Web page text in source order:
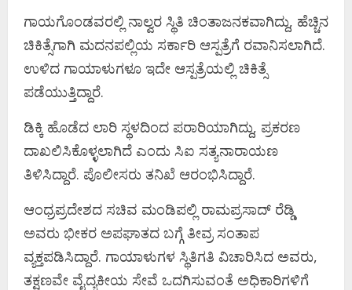
ಗಾಯಗೊಂಡವರಲ್ಲಿ ನಾಲ್ವರ ಸ್ಥಿತಿ ಚಿಂತಾಜನಕವಾಗಿದ್ದು, ಹೆಚ್ಚಿನ
ಚಿಕಿತ್ಸೆಗಾಗಿ ಮದನಪಲ್ಲಿಯ ಸರ್ಕಾರಿ ಆಸ್ಪತ್ರೆಗೆ ರವಾನಿಸಲಾಗಿದೆ.
ಉಳಿದ ಗಾಯಾಳುಗಳೂ ಇದೇ ಆಸ್ಪತ್ರೆಯಲ್ಲಿ ಚಿಕಿತ್ಸೆ
ಪಡೆಯುತ್ತಿದ್ದಾರೆ.
ಡಿಕ್ಕಿ ಹೊಡೆದ ಲಾರಿ ಸ್ಥಳದಿಂದ ಪರಾರಿಯಾಗಿದ್ದು, ಪ್ರಕರಣ
ದಾಖಲಿಸಿಕೊಳ್ಳಲಾಗಿದೆ ಎಂದು ಸಿಐ ಸತ್ಯನಾರಾಯಣ
ತಿಳಿಸಿದ್ದಾರೆ. ಪೊಲೀಸರು ತನಿಖೆ ಆರಂಭಿಸಿದ್ದಾರೆ.
ಆಂಧ್ರಪ್ರದೇಶದ ಸಚಿವ ಮಂಡಿಪಲ್ಲಿ ರಾಮಪ್ರಸಾದ್ ರೆಡ್ಡಿ
ಅವರು ಭೀಕರ ಅಪಘಾತದ ಬಗ್ಗೆ ತೀವ್ರ ಸಂತಾಪ
ವ್ಯಕ್ತಪಡಿಸಿದ್ದಾರೆ. ಗಾಯಾಳುಗಳ ಸ್ಥಿತಿಗತಿ ವಿಚಾರಿಸಿದ ಅವರು,
ತಕ್ಷಣವೇ ವೈದ್ಯಕೀಯ ಸೇವೆ ಒದಗಿಸುವಂತೆ ಅಧಿಕಾರಿಗಳಿಗೆ